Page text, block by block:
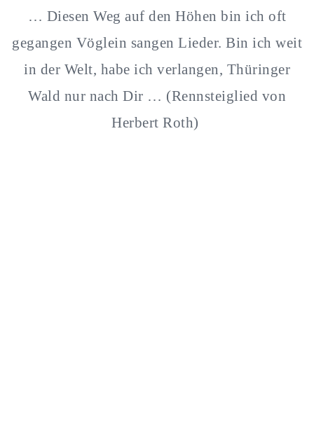
… Diesen Weg auf den Höhen bin ich oft
gegangen Vöglein sangen Lieder. Bin ich weit
in der Welt, habe ich verlangen, Thüringer
Wald nur nach Dir … (Rennsteiglied von
Herbert Roth)